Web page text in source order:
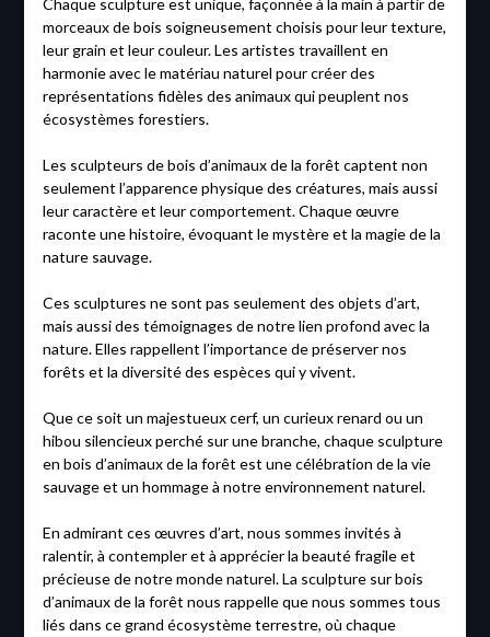
Chaque sculpture est unique, façonnée à la main à partir de
morceaux de bois soigneusement choisis pour leur texture,
leur grain et leur couleur. Les artistes travaillent en
harmonie avec le matériau naturel pour créer des
représentations fidèles des animaux qui peuplent nos
écosystèmes forestiers.
Les sculpteurs de bois d’animaux de la forêt captent non
seulement l’apparence physique des créatures, mais aussi
leur caractère et leur comportement. Chaque œuvre
raconte une histoire, évoquant le mystère et la magie de la
nature sauvage.
Ces sculptures ne sont pas seulement des objets d’art,
mais aussi des témoignages de notre lien profond avec la
nature. Elles rappellent l’importance de préserver nos
forêts et la diversité des espèces qui y vivent.
Que ce soit un majestueux cerf, un curieux renard ou un
hibou silencieux perché sur une branche, chaque sculpture
en bois d’animaux de la forêt est une célébration de la vie
sauvage et un hommage à notre environnement naturel.
En admirant ces œuvres d’art, nous sommes invités à
ralentir, à contempler et à apprécier la beauté fragile et
précieuse de notre monde naturel. La sculpture sur bois
d’animaux de la forêt nous rappelle que nous sommes tous
liés dans ce grand écosystème terrestre, où chaque